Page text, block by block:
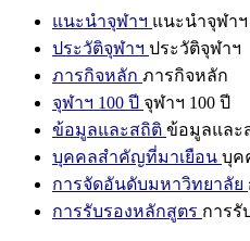
แนะนำจุฬาฯ แนะนำจุฬาฯ
ประวัติจุฬาฯ ประวัติจุฬาฯ
ภารกิจหลัก ภารกิจหลัก
จุฬาฯ 100 ปี จุฬาฯ 100 ปี
ข้อมูลและสถิติ ข้อมูลและ
บุคคลสำคัญที่มาเยือน บุค
การจัดอันดับมหาวิทยาลัย
การรับรองหลักสูตร การรั